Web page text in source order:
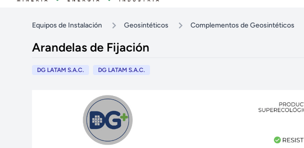
Equipos de Instalación Geosintéticos Complementos de Geosintéticos
Arandelas de Fijación
DG LATAM S.A.C. DG LATAM S.A.C.